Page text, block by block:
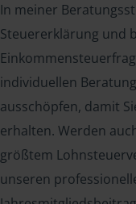
In meiner
Steuererklärung und
individuellen
ausschöpfen, damit
erhalten. Werden
größtem
unseren